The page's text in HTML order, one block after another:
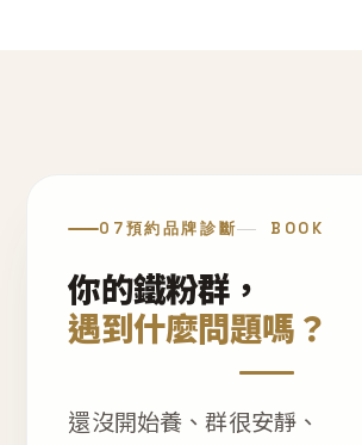
07預約品牌診斷 BOOK
你的鐵粉群，
遇到什麼問題嗎？
還沒開始養、群很安靜、